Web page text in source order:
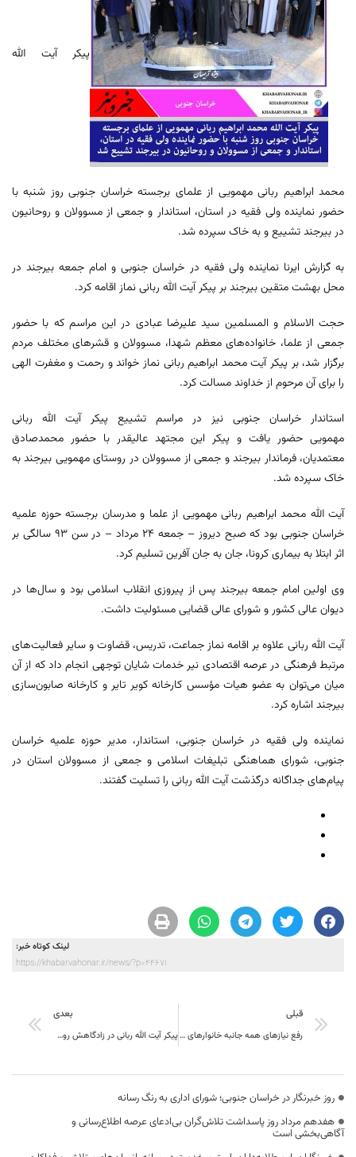
پیکر آیت الله
محمد ابراهیم ربانی مهمویی از علمای برجسته خراسان جنوبی روز شنبه با
حضور نماینده ولی فقیه در استان، استاندار و جمعی از مسوولان و روحانیون
در بیرجند تشییع و به خاک سپرده شد.
به گزارش ایرنا نماینده ولی فقیه در خراسان جنوبی و امام جمعه بیرجند در
محل بهشت متقین بیرجند بر پیکر آیت الله ربانی نماز اقامه کرد.
حجت الاسلام و المسلمین سید علیرضا عبادی در این مراسم که با حضور
جمعی از علما، خانواده‌های معظم شهدا، مسوولان و قشرهای مختلف مردم
برگزار شد، بر پیکر آیت محمد ابراهیم ربانی نماز خواند و رحمت و مغفرت الهی
را برای آن مرحوم از خداوند مسالت کرد.
استاندار خراسان جنوبی نیز در مراسم تشییع پیکر آیت‌ الله ربانی
مهمویی حضور یافت و پیکر این مجتهد عالیقدر با حضور محمدصادق
معتمدیان، فرماندار بیرجند و جمعی از مسوولان در روستای مهمویی بیرجند به
خاک سپرده شد.
آیت‌ الله محمد ابراهیم ربانی مهمویی از علما و مدرسان برجسته حوزه علمیه
خراسان جنوبی بود که صبح دیروز – جمعه ۲۴ مرداد – در سن ۹۳ سالگی بر
اثر ابتلا به بیماری کرونا، جان به جان آفرین تسلیم کرد.
وی اولین امام جمعه بیرجند پس از پیروزی انقلاب اسلامی بود و سال‌ها در
دیوان عالی کشور و شورای عالی قضایی مسئولیت داشت.
آیت الله ربانی علاوه بر اقامه نماز جماعت، تدریس، قضاوت و سایر فعالیت‌های
مرتبط فرهنگی در عرصه اقتصادی نیر خدمات شایان توجهی انجام داد که از آن
میان می‌توان به عضو هیات مؤسس کارخانه کویر تایر و کارخانه صابون‌سازی
بیرجند اشاره کرد.
نماینده ولی فقیه در خراسان جنوبی، استاندار، مدیر حوزه علمیه خراسان
جنوبی، شورای هماهنگی تبلیغات اسلامی و جمعی از مسوولان استان در
پیام‌های جداگانه درگذشت آیت الله ربانی را تسلیت گفتند.
لینک کوتاه خبر:
https://khabarvahonar.ir/news/?p=44671
قبلی
رفع نیازهای همه جانبه خانوارهای نیازمند ، در گرو نگاه جدید به کمک های مومنانه است.
بعدی
پیکر آیت الله ربانی در زادگاهش روستای مهمویی به خاک سپرده شد
روز خبرنگار در خراسان جنوبی؛ شورای اداری به رنگ رسانه
هفدهم مرداد روز پاسداشت تلاش‌گران بی‌ادعای عرصه اطلاع‌رسانی و
آگاهی‌بخشی است